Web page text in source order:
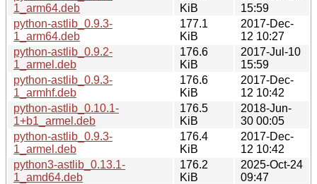
1_arm64.deb
KiB
15:59
python-astlib_0.9.3-
1_arm64.deb
177.1
KiB
2017-Dec-
12 10:27
python-astlib_0.9.2-
1_armel.deb
176.6
KiB
2017-Jul-10
15:59
python-astlib_0.9.3-
1_armhf.deb
176.6
KiB
2017-Dec-
12 10:42
python-astlib_0.10.1-
1+b1_armel.deb
176.5
KiB
2018-Jun-
30 00:05
python-astlib_0.9.3-
1_armel.deb
176.4
KiB
2017-Dec-
12 10:42
python3-astlib_0.13.1-
1_amd64.deb
176.2
KiB
2025-Oct-24
09:47